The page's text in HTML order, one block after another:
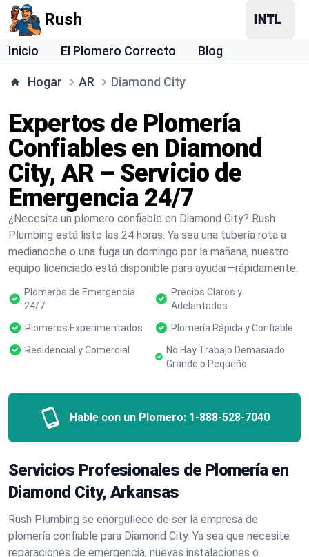
Rush
Inicio El Plomero Correcto Blog
Hogar AR Diamond City
Expertos de Plomería
Confiables en Diamond
City, AR – Servicio de
Emergencia 24/7
¿Necesita un plomero confiable en Diamond City? Rush
Plumbing está listo las 24 horas. Ya sea una tubería rota a
medianoche o una fuga un domingo por la mañana, nuestro
equipo licenciado está disponible para ayudar—rápidamente.
Plomeros de Emergencia
24/7
Precios Claros y
Adelantados
Plomeros Experimentados
Plomería Rápida y Confiable
Residencial y Comercial
No Hay Trabajo Demasiado
Grande o Pequeño
Hable con un Plomero: 1-888-528-7040
Servicios Profesionales de Plomería en
Diamond City, Arkansas
Rush Plumbing se enorgullece de ser la empresa de
plomería confiable para Diamond City. Ya sea que necesite
reparaciones de emergencia, nuevas instalaciones o